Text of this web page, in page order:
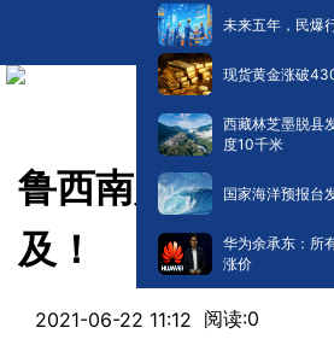
未来五年，民爆
现货黄金涨破
西藏林芝墨脱县
度10千米
国家海洋预报台
华为余承东：所
涨价
鲁西南人民的“高
及！
2021-06-22 11:12 阅读:0